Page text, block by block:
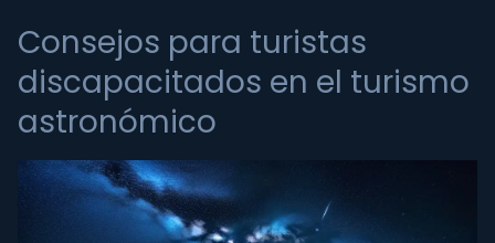
Consejos para turistas
discapacitados en el turismo
astronómico